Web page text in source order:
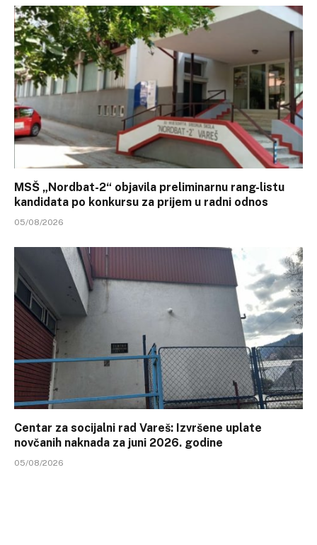
MSŠ „Nordbat-2“ objavila preliminarnu rang-listu
kandidata po konkursu za prijem u radni odnos
05/08/2026
Centar za socijalni rad Vareš: Izvršene uplate
novčanih naknada za juni 2026. godine
05/08/2026